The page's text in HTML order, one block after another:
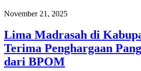
November 21, 2025
Lima Madrasah di
Terima Penghargaan
dari BPOM